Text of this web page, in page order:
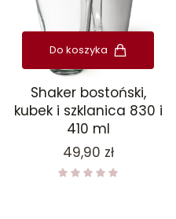
Do koszyka
Shaker bostoński,
kubek i szklanica 830 i
410 ml
Cena
49,90 zł